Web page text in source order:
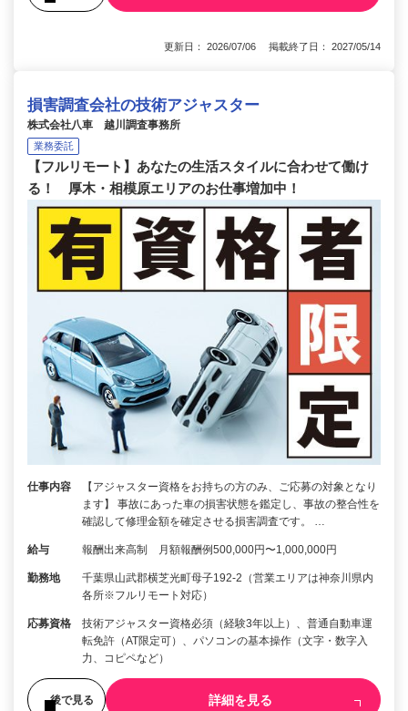
更新日： 2026/07/06 掲載終了日： 2027/05/14
損害調査会社の技術アジャスター
株式会社八車 越川調査事務所
業務委託
【フルリモート】あなたの生活スタイルに合わせて働け
る！ 厚木・相模原エリアのお仕事増加中！
仕事内容
【アジャスター資格をお持ちの方のみ、ご応募の対象となり
ます】 事故にあった車の損害状態を鑑定し、事故の整合性を
確認して修理金額を確定させる損害調査です。 …
給与 報酬出来高制 月額報酬例500,000円〜1,000,000円
勤務地
千葉県山武郡横芝光町母子192-2（営業エリアは神奈川県内
各所※フルリモート対応）
応募資格
技術アジャスター資格必須（経験3年以上）、普通自動車運
転免許（AT限定可）、パソコンの基本操作（文字・数字入
力、コピペなど）
後で見る 詳細を見る